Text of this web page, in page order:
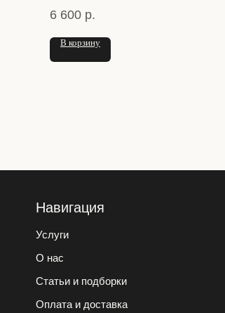
6 600 р.
В корзину
Навигация
Услуги
О нас
Статьи и подборки
Оплата и доставка